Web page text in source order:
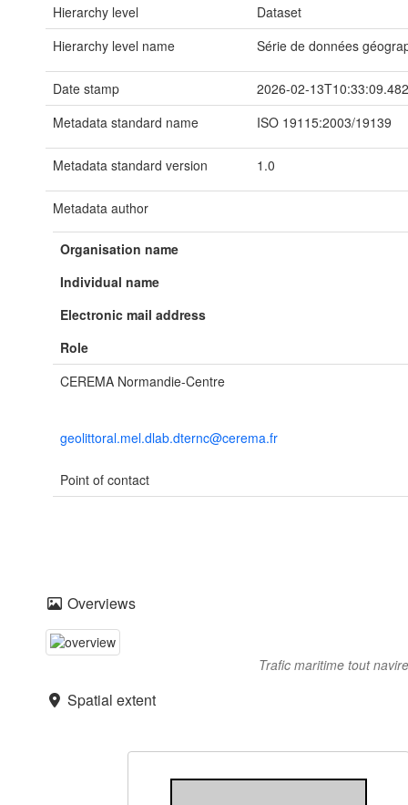
Hierarchy level
Dataset
Hierarchy level name
Série de données
Date stamp
2026-02-
Metadata standard name
ISO 19115:2003/19139
Metadata standard version 1.0
Metadata author
Organisation name
Individual name
Electronic mail address
Role
CEREMA Normandie-Centre
geolittoral.mel.dlab.dternc@cerema.fr
Point of contact
Overviews
Trafic maritime tout
Spatial extent